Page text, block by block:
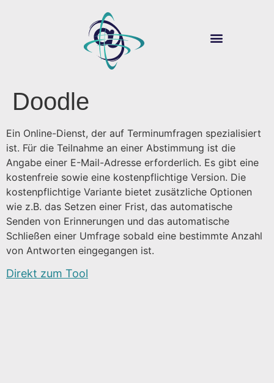
Doodle
Ein Online-Dienst, der auf Terminumfragen spezialisiert
ist. Für die Teilnahme an einer Abstimmung ist die
Angabe einer E-Mail-Adresse erforderlich. Es gibt eine
kostenfreie sowie eine kostenpflichtige Version. Die
kostenpflichtige Variante bietet zusätzliche Optionen
wie z.B. das Setzen einer Frist, das automatische
Senden von Erinnerungen und das automatische
Schließen einer Umfrage sobald eine bestimmte Anzahl
von Antworten eingegangen ist.
Direkt zum Tool